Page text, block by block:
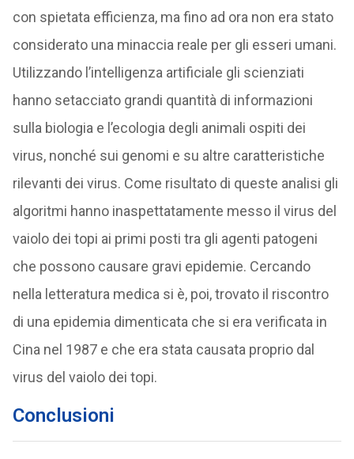
con spietata efficienza, ma fino ad ora non era stato
considerato una minaccia reale per gli esseri umani.
Utilizzando l’intelligenza artificiale gli scienziati
hanno setacciato grandi quantità di informazioni
sulla biologia e l’ecologia degli animali ospiti dei
virus, nonché sui genomi e su altre caratteristiche
rilevanti dei virus. Come risultato di queste analisi gli
algoritmi hanno inaspettatamente messo il virus del
vaiolo dei topi ai primi posti tra gli agenti patogeni
che possono causare gravi epidemie. Cercando
nella letteratura medica si è, poi, trovato il riscontro
di una epidemia dimenticata che si era verificata in
Cina nel 1987 e che era stata causata proprio dal
virus del vaiolo dei topi.
Conclusioni